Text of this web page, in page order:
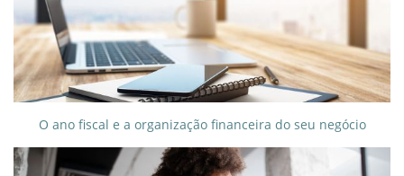
O ano fiscal e a organização financeira do seu negócio